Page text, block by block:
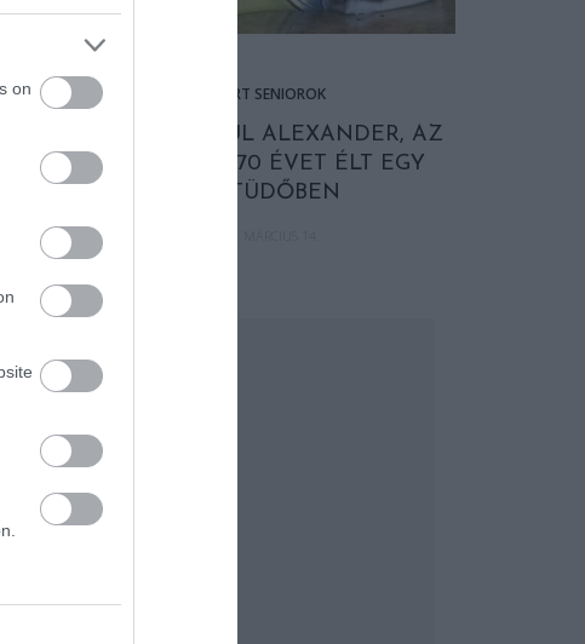
on
ISMERT SENIOROK
ELHUNYT PAUL ALEXANDER, AZ
EMBER, AKI 70 ÉVET ÉLT EGY
VASTÜDŐBEN